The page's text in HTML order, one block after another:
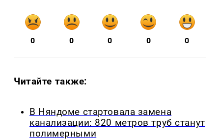
0 0 0 0 0
Читайте также:
В Няндоме стартовала замена
канализации: 820 метров труб станут
полимерными